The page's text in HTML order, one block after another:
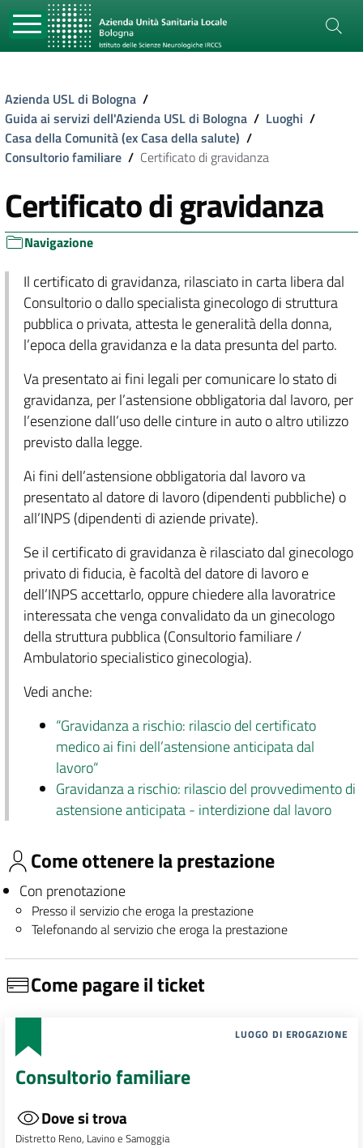
Azienda USL di Bologna /
Guida ai servizi dell'Azienda USL di Bologna / Luoghi /
Casa della Comunità (ex Casa della salute) /
Consultorio familiare / Certificato di gravidanza
Certificato di gravidanza
Navigazione
Il certificato di gravidanza, rilasciato in carta libera dal
Consultorio o dallo specialista ginecologo di struttura
pubblica o privata, attesta le generalità della donna,
l’epoca della gravidanza e la data presunta del parto.
Va presentato ai fini legali per comunicare lo stato di
gravidanza, per l’astensione obbligatoria dal lavoro, per
l’esenzione dall’uso delle cinture in auto o altro utilizzo
previsto dalla legge.
Ai fini dell’astensione obbligatoria dal lavoro va
presentato al datore di lavoro (dipendenti pubbliche) o
all’INPS (dipendenti di aziende private).
Se il certificato di gravidanza è rilasciato dal ginecologo
privato di fiducia, è facoltà del datore di lavoro e
dell’INPS accettarlo, oppure chiedere alla lavoratrice
interessata che venga convalidato da un ginecologo
della struttura pubblica (Consultorio familiare /
Ambulatorio specialistico ginecologia).
Vedi anche:
“Gravidanza a rischio: rilascio del certificato
medico ai fini dell’astensione anticipata dal
lavoro“
Gravidanza a rischio: rilascio del provvedimento di
astensione anticipata - interdizione dal lavoro
Come ottenere la prestazione
Con prenotazione
Presso il servizio che eroga la prestazione
Telefonando al servizio che eroga la prestazione
Come pagare il ticket
LUOGO DI EROGAZIONE
Consultorio familiare
Dove si trova
Distretto Reno, Lavino e Samoggia